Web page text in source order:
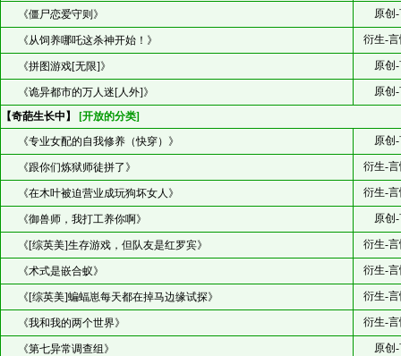
《僵尸恋爱守则》 原创
《从饲养哪吒这杀神开始！》 衍生-
《拼图游戏[无限]》 原创
《诡异都市的万人迷[人外]》
原创
【奇葩生长中】
[开放的分类]
《专业女配的自我修养（快穿）》
原创
《跟你们炼狱师徒拼了》 衍生-
《在木叶被迫营业成玩狗坏女人》 衍生-
《御兽师，我打工养你啊》 原创
《[综英美]生存游戏，但队友是红罗宾》 衍生-
《术式是嵌合蚁》 衍生-
《[综英美]蝙蝠崽每天都在掉马边缘试探》 衍生-
《我和我的两个世界》 衍生-
《第七异常调查组》 原创